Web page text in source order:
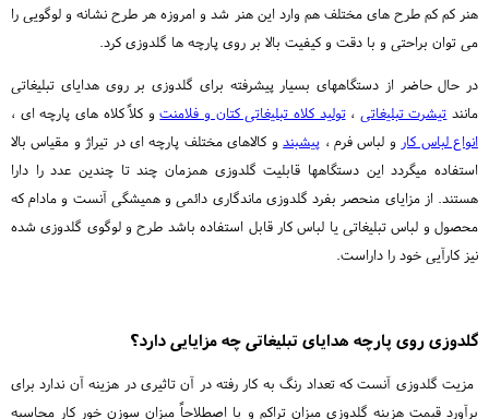
هنر کم کم طرح های مختلف هم وارد این هنر شد و امروزه هر طرح نشانه و لوگویی را
می توان براحتی و با دقت و کیفیت بالا بر روی پارچه ها گلدوزی کرد.
در حال حاضر از دستگاههای بسیار پیشرفته برای گلدوزی بر روی هدایای تبلیغاتی
مانند تیشرت تبلیغاتی ،تولید کلاه تبلیغاتی کتان و فلامنتو کلاً کلاه های پارچه ای ،
انواع لباس کار و لباس فرم ، پیشبندو کالاهای مختلف پارچه ای در تیراژ و مقیاس بالا
استفاده میگردد این دستگاهها قابلیت گلدوزی همزمان چند تا چندین عدد را دارا
هستند. از مزایای منحصر بفرد گلدوزی ماندگاری دائمی و همیشگی آنست و مادام که
محصول و لباس تبلیغاتی یا لباس کار قابل استفاده باشد طرح و لوگوی گلدوزی شده
نیز کارآیی خود را داراست.
گلدوزی روی پارچه هدایای تبلیغاتی چه مزایایی دارد؟
مزیت گلدوزی آنست که تعداد رنگ به کار رفته در آن تاثیری در هزینه آن ندارد برای
برآورد قیمت هزینه گلدوزی میزان تراکم و یا اصطلاحاً میزان سوزن خور کار محاسبه